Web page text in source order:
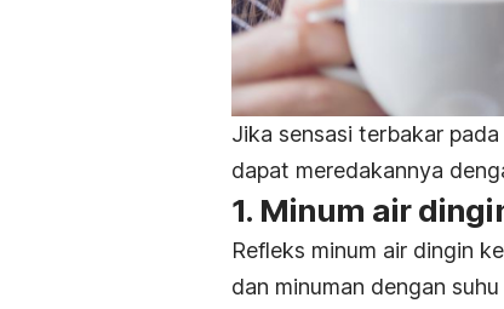
Jika sensasi terbakar
dapat meredakannya
1. Minum air
Refleks minum air dingin
dan minuman dengan